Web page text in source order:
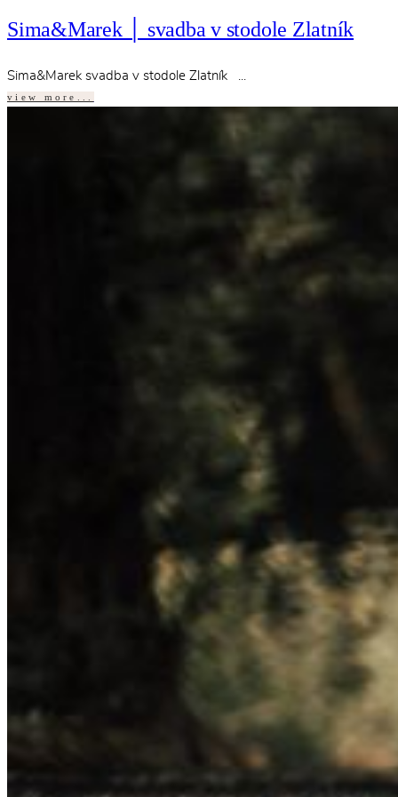
Sima&Marek │ svadba v stodole Zlatník
Sima&Marek svadba v stodole Zlatník ...
view more...